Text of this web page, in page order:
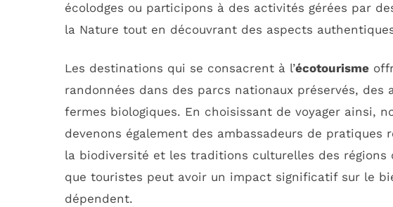
écolodges ou participons à des activités gérées par
la Nature tout en découvrant des aspects
Les destinations qui se consacrent à l’écotourisme
randonnées dans des parcs nationaux préservés, des
fermes biologiques. En choisissant de voyager ainsi,
devenons également des ambassadeurs de
la biodiversité et les traditions culturelles des régions
que touristes peut avoir un impact significatif sur le
dépendent.